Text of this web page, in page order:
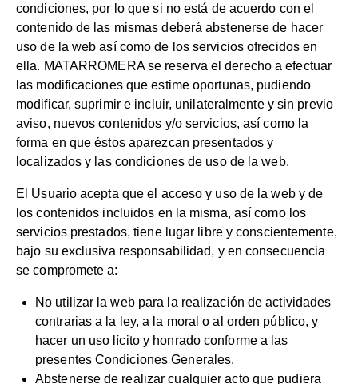
condiciones, por lo que si no está de acuerdo con el
contenido de las mismas deberá abstenerse de hacer
uso de la web así como de los servicios ofrecidos en
ella. MATARROMERA se reserva el derecho a efectuar
las modificaciones que estime oportunas, pudiendo
modificar, suprimir e incluir, unilateralmente y sin previo
aviso, nuevos contenidos y/o servicios, así como la
forma en que éstos aparezcan presentados y
localizados y las condiciones de uso de la web.
El Usuario acepta que el acceso y uso de la web y de
los contenidos incluidos en la misma, así como los
servicios prestados, tiene lugar libre y conscientemente,
bajo su exclusiva responsabilidad, y en consecuencia
se compromete a:
No utilizar la web para la realización de actividades
contrarias a la ley, a la moral o al orden público, y
hacer un uso lícito y honrado conforme a las
presentes Condiciones Generales.
Abstenerse de realizar cualquier acto que pudiera